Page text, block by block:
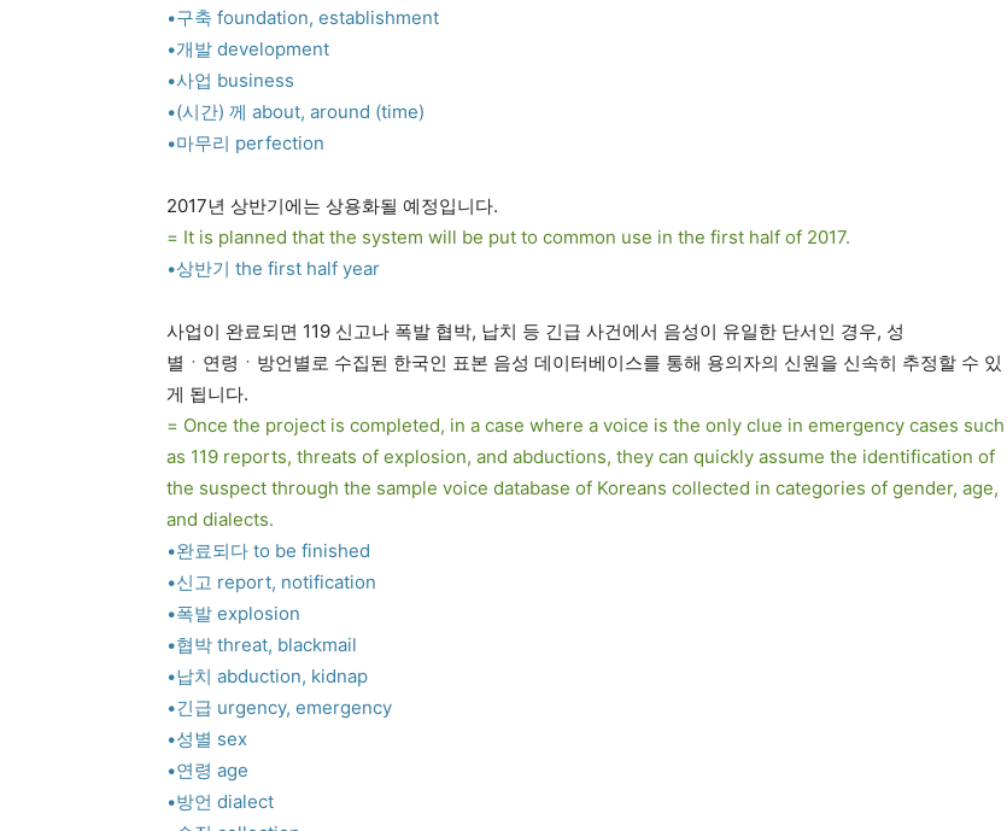
•구축 foundation, establishment
•개발 development
•사업 business
•(시간) 께 about, around (time)
•마무리 perfection
2017년 상반기에는 상용화될 예정입니다.
= It is planned that the system will be put to common use in the first half of 2017.
•상반기 the first half year
사업이 완료되면 119 신고나 폭발 협박, 납치 등 긴급 사건에서 음성이 유일한 단서인 경우, 성
별ㆍ연령ㆍ방언별로 수집된 한국인 표본 음성 데이터베이스를 통해 용의자의 신원을 신속히 추정할 수 있
게 됩니다.
= Once the project is completed, in a case where a voice is the only clue in emergency cases such
as 119 reports, threats of explosion, and abductions, they can quickly assume the identification of
the suspect through the sample voice database of Koreans collected in categories of gender, age,
and dialects.
•완료되다 to be finished
•신고 report, notification
•폭발 explosion
•협박 threat, blackmail
•납치 abduction, kidnap
•긴급 urgency, emergency
•성별 sex
•연령 age
•방언 dialect